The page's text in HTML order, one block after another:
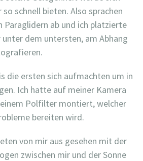
schnell bieten. Also sprachen
Paraglidern ab und ich platzierte
dem untersten, am Abhang
die ersten sich aufmachten um in
Ich hatte auf meiner Kamera
Polfilter montiert, welcher
bereiten wird.
von mir aus gesehen mit der
zwischen mir und der Sonne